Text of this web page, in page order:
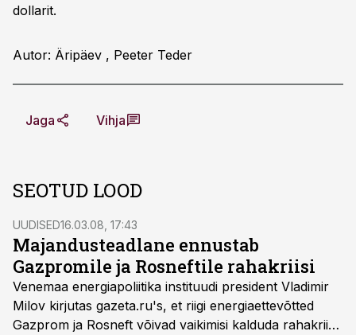
dollarit.
Autor: Äripäev , Peeter Teder
Jaga Vihja
SEOTUD LOOD
UUDISED16.03.08, 17:43
Majandusteadlane ennustab
Gazpromile ja Rosneftile rahakriisi
Venemaa energiapoliitika instituudi president Vladimir
Milov kirjutas gazeta.ru's, et riigi energiaettevõtted
Gazprom ja Rosneft võivad vaikimisi kalduda rahakriisi,